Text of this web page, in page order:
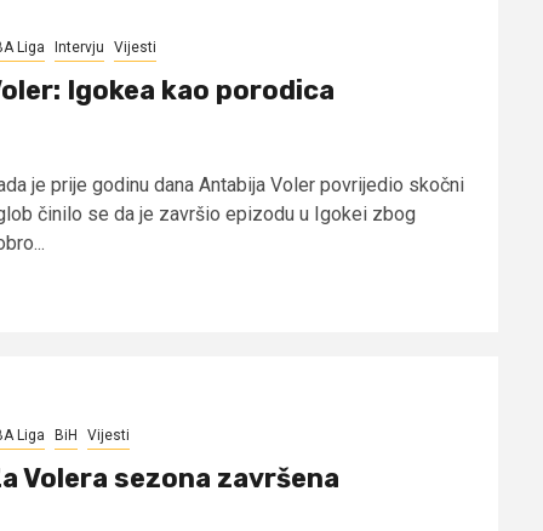
Liga Intervju Vijesti
Igokea kao porodica
je prije godinu dana Antabija Voler povrijedio skočni
činilo se da je završio epizodu u Igokei zbog
Liga BiH Vijesti
Volera sezona završena